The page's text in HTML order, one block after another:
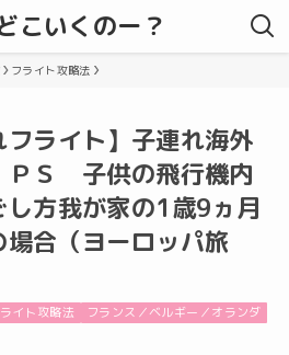
こいくのー？
フライト攻略法
フライト】子連れ海外
ＰＳ 子供の飛行機内
し方我が家の1歳9ヵ月
場合（ヨーロッパ旅
イト攻略法 フランス／ベルギー／オランダ